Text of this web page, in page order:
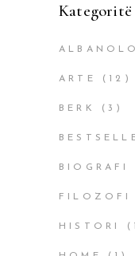
Kategoritë
ARTE (12)
BERK (3)
BIOGRAFI
FILOZOFI
HISTORI